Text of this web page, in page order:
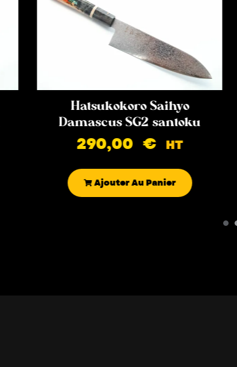
Hatsukokoro Saihyo
Damascus SG2 santoku
290,00€ HT
Ajouter Au Panier